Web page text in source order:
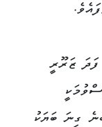
ޒަރޫރީ
ގިނަ ބަޔަކު